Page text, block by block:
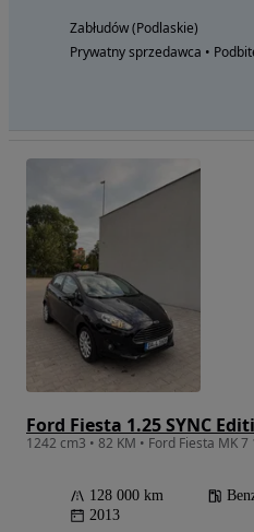
Zabłudów (Podlaskie)
Prywatny sprzedawca •
Ford Fiesta 1.25 SYNC
1242 cm3 • 82 KM • Ford Fiesta MK
128 000 km
2013